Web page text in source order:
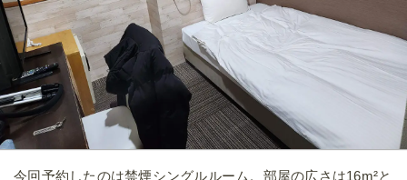
今回予約したのは禁煙シングルルーム。部屋の広さは16m²と